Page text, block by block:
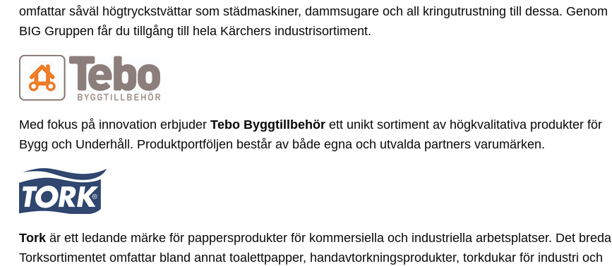
omfattar såväl högtryckstvättar som städmaskiner, dammsugare och all kringutrustning till dessa. Genom
BIG Gruppen får du tillgång till hela Kärchers industrisortiment.
Med fokus på innovation erbjuder Tebo Byggtillbehör ett unikt sortiment av högkvalitativa produkter för
Bygg och Underhåll. Produktportföljen består av både egna och utvalda partners varumärken.
Tork är ett ledande märke för pappersprodukter för kommersiella och industriella arbetsplatser. Det breda
Torksortimentet omfattar bland annat toalettpapper, handavtorkningsprodukter, torkdukar för industri och